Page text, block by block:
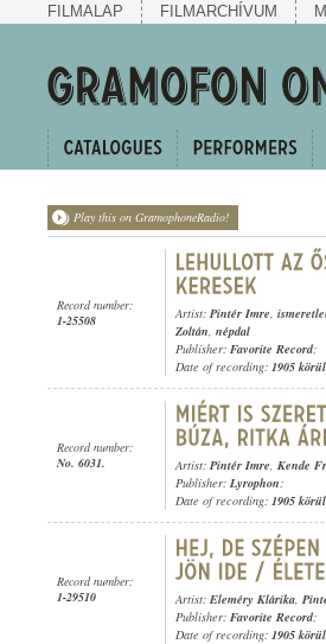
FILMALAP FILMARCHÍVUM
Play this on GramophoneRadio!
Record number:
1-25508
Artist: Pintér Imre,
Zoltán, népdal
Publisher: Favorite Record;
Date of recording: 1905 körül
Record number:
No. 6031.
Artist: Pintér Imre, Kende
Publisher: Lyrophon;
Date of recording: 1905 körül
Record number:
1-29510
Artist: Eleméry Klárika,
Publisher: Favorite Record;
Date of recording: 1905 körül